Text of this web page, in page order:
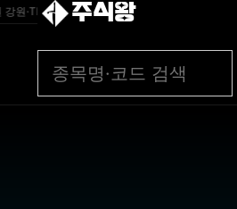
원·TK경선…최민희·박선원·서미화·한민수·이성
주식왕